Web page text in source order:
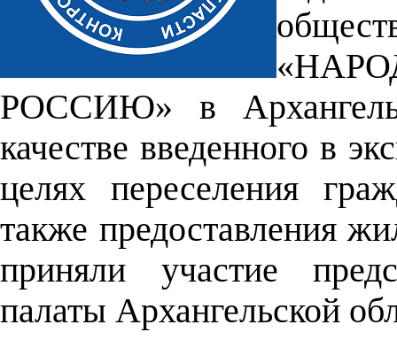
РОССИЮ» в
качестве введенного в
целях переселения
также предоставления
приняли участие
палаты Архангельской